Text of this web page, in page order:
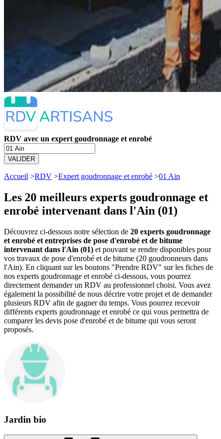
RDV avec un expert goudronnage et enrobé
VALIDER
Accueil >RDV >Expert goudronnage et enrobé >01 Ain
Les 20 meilleurs experts goudronnage et
enrobé intervenant dans l'Ain (01)
Découvrez ci-dessous notre sélection de 20 experts goudronnage
et enrobé et entreprises de pose d'enrobé et de bitume
intervenant dans l'Ain (01) et pouvant se rendre disponibles pour
vos travaux de pose d'enrobé et de bitume (20 goudronneurs dans
l'Ain). En cliquant sur les boutons "Prendre RDV" sur les fiches de
nos experts goudronnage et enrobé ci-dessous, vous pourrez
directement demander un RDV au professionnel choisi. Vous avez
également la possibilité de nous décrire votre projet et de demander
plusieurs RDV afin de gagner du temps. Vous pourrez recevoir
différents experts goudronnage et enrobé ce qui vous permettra de
comparer les devis pose d'enrobé et de bitume qui vous seront
proposés.
Jardin bio